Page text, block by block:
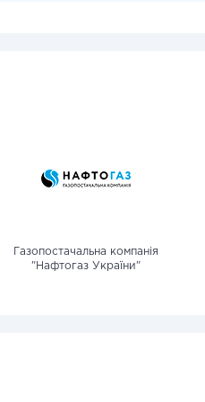
Газопостачальна компанія
"Нафтогаз України"